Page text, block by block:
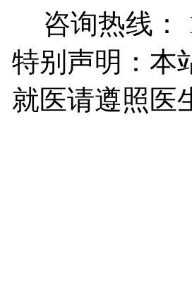
咨询热线：
特别声明：本
就医请遵照